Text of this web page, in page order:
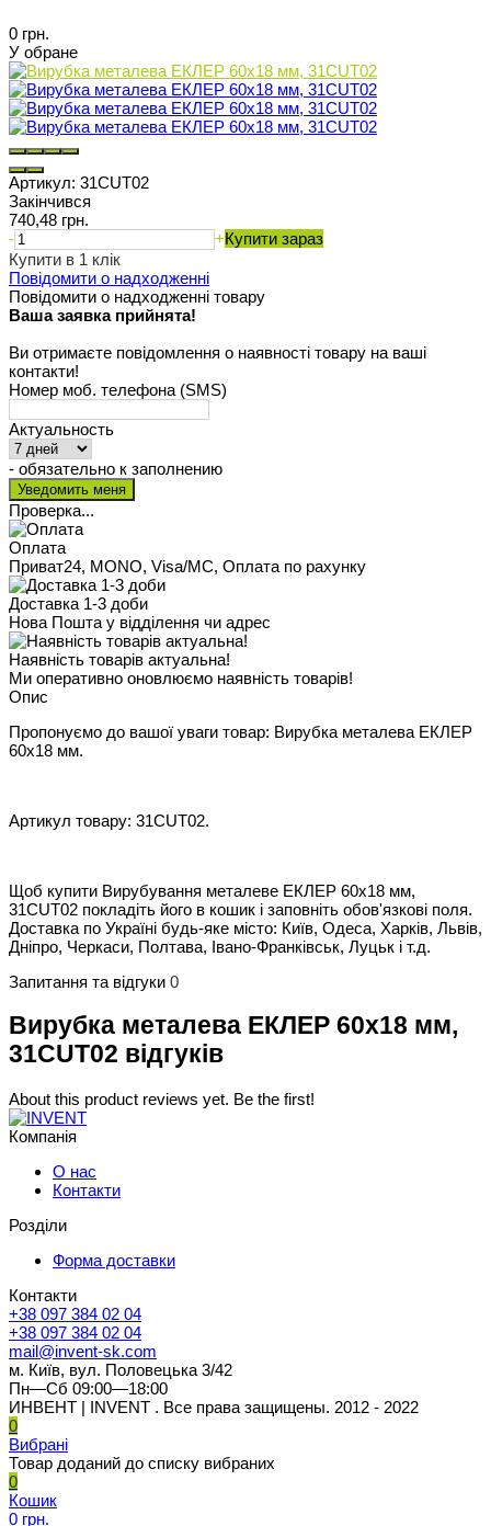
0 грн.
У обране
Артикул: 31CUT02
Закінчився
740,48 грн.
-
+Купити зараз
Купити в 1 клік
Повідомити о надходженні
Повідомити о надходженні товару
Ваша заявка прийнята!
Ви отримаєте повідомлення о наявності товару на ваші
контакти!
Номер моб. телефона (SMS)
Актуальность
- обязательно к заполнению
Проверка...
Оплата
Приват24, MONO, Visa/MC, Оплата по рахунку
Доставка 1-3 доби
Нова Пошта у відділення чи адрес
Наявність товарів актуальна!
Ми оперативно оновлюємо наявність товарів!
Опис
Пропонуємо до вашої уваги товар: Вирубка металева ЕКЛЕР
60х18 мм.
Артикул товару: 31CUT02.
Щоб купити Вирубування металеве ЕКЛЕР 60х18 мм,
31CUT02 покладіть його в кошик і заповніть обов'язкові поля.
Доставка по Україні будь-яке місто: Київ, Одеса, Харків, Львів,
Дніпро, Черкаси, Полтава, Івано-Франківськ, Луцьк і т.д.
Запитання та відгуки 0
Вирубка металева ЕКЛЕР 60х18 мм,
31CUT02 відгуків
About this product reviews yet. Be the first!
Компанія
О нас
Контакти
Розділи
Форма доставки
Контакти
+38 097 384 02 04
+38 097 384 02 04
mail@invent-sk.com
м. Київ, вул. Половецька 3/42
Пн—Сб 09:00—18:00
ИНВЕНТ | INVENT . Все права защищены. 2012 - 2022
0
Вибрані
Товар доданий до списку вибраних
0
Кошик
0 грн.